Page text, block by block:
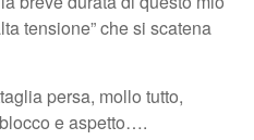
tensione” che si scatena
persa, mollo tutto,
e aspetto….